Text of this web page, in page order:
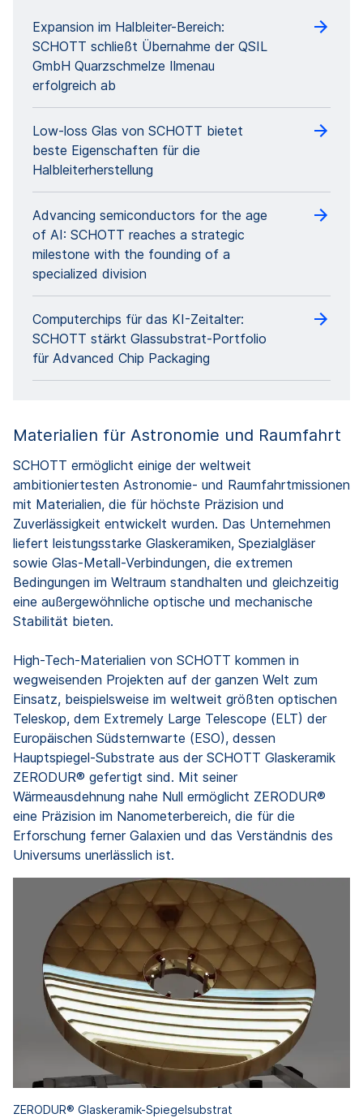
Expansion im Halbleiter-Bereich:
SCHOTT schließt Übernahme der QSIL
GmbH Quarzschmelze Ilmenau
erfolgreich ab
Low-loss Glas von SCHOTT bietet
beste Eigenschaften für die
Halbleiterherstellung
Advancing semiconductors for the age
of AI: SCHOTT reaches a strategic
milestone with the founding of a
specialized division
Computerchips für das KI-Zeitalter:
SCHOTT stärkt Glassubstrat-Portfolio
für Advanced Chip Packaging
Materialien für Astronomie und Raumfahrt
SCHOTT ermöglicht einige der weltweit
ambitioniertesten Astronomie- und Raumfahrtmissionen
mit Materialien, die für höchste Präzision und
Zuverlässigkeit entwickelt wurden. Das Unternehmen
liefert leistungsstarke Glaskeramiken, Spezialgläser
sowie Glas-Metall-Verbindungen, die extremen
Bedingungen im Weltraum standhalten und gleichzeitig
eine außergewöhnliche optische und mechanische
Stabilität bieten.
High-Tech-Materialien von SCHOTT kommen in
wegweisenden Projekten auf der ganzen Welt zum
Einsatz, beispielsweise im weltweit größten optischen
Teleskop, dem Extremely Large Telescope (ELT) der
Europäischen Südsternwarte (ESO), dessen
Hauptspiegel-Substrate aus der SCHOTT Glaskeramik
ZERODUR® gefertigt sind. Mit seiner
Wärmeausdehnung nahe Null ermöglicht ZERODUR®
eine Präzision im Nanometerbereich, die für die
Erforschung ferner Galaxien und das Verständnis des
Universums unerlässlich ist.
ZERODUR® Glaskeramik-Spiegelsubstrat